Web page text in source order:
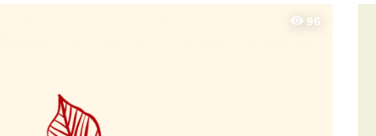
visibility 96